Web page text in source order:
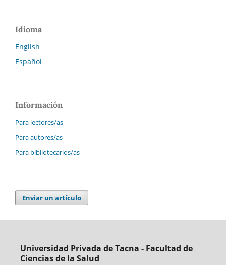
Idioma
English
Español
Información
Para lectores/as
Para autores/as
Para bibliotecarios/as
Enviar un artículo
Universidad Privada de Tacna - Facultad de
Ciencias de la Salud